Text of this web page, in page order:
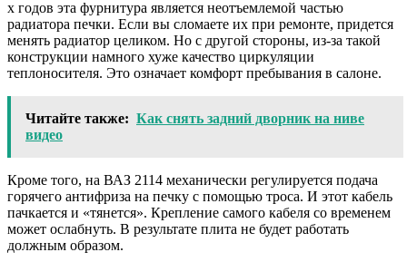
х годов эта фурнитура является неотъемлемой частью
радиатора печки. Если вы сломаете их при ремонте, придется
менять радиатор целиком. Но с другой стороны, из-за такой
конструкции намного хуже качество циркуляции
теплоносителя. Это означает комфорт пребывания в салоне.
Читайте также: Как снять задний дворник на ниве
видео
Кроме того, на ВАЗ 2114 механически регулируется подача
горячего антифриза на печку с помощью троса. И этот кабель
пачкается и «тянется». Крепление самого кабеля со временем
может ослабнуть. В результате плита не будет работать
должным образом.